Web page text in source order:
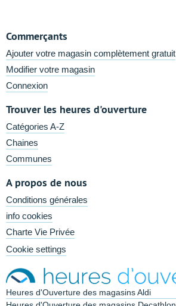
Commerçants
Ajouter votre magasin complètement gratuit
Modifier votre magasin
Connexion
Trouver les heures d'ouverture
Catégories A-Z
Chaines
Communes
A propos de nous
Conditions générales
info cookies
Charte Vie Privée
Cookie settings
Heures d'Ouverture des magasins Aldi